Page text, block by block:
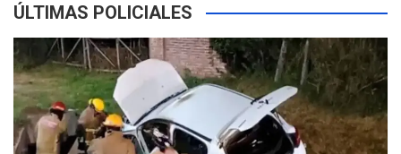
ÚLTIMAS POLICIALES